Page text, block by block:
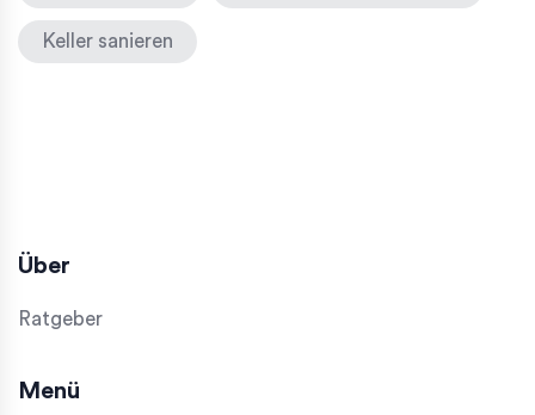
Keller sanieren
Über
Ratgeber
Menü